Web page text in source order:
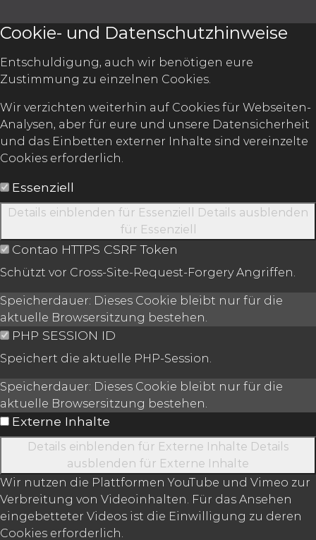
Cookie- und Datenschutzhinweise
Entschuldigung, auch wir benötigen eure
Zustimmung zu einzelnen Cookies.
Wir verzichten weiterhin auf Cookies für Webseiten-
Analysen, aber für eure und unsere Datensicherheit
und das Einbetten externer Inhalte sind vereinzelte
Cookies erforderlich.
Essenziell
Details einblenden für Essenziell
Details ausblenden
für Essenziell
Contao HTTPS CSRF Token
Schützt vor Cross-Site-Request-Forgery Angriffen.
Speicherdauer: Dieses Cookie bleibt nur für die
aktuelle Browsersitzung bestehen.
PHP SESSION ID
Speichert die aktuelle PHP-Session.
Speicherdauer: Dieses Cookie bleibt nur für die
aktuelle Browsersitzung bestehen.
Externe Inhalte
Details einblenden für Externe Inhalte Details
ausblenden für Externe Inhalte
Wir nutzen die Plattformen YouTube und Vimeo zur
Verbreitung von Videoinhalten. Für das Ansehen
eingebetteter Videos ist die Einwilligung zu deren
Cookies erforderlich.